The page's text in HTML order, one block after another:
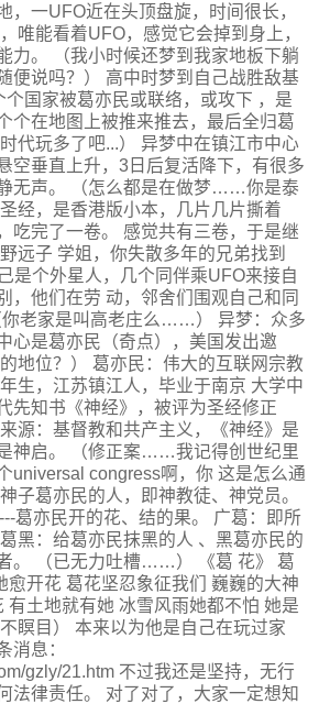
，一UFO近在头顶盘旋，时间很长，
唯能看着UFO，感觉它会掉到身上，
力。 （我小时候还梦到我家地板下躺
便说吗？） 高中时梦到自己战胜敌基
个国家被葛亦民或联络，或攻下 ，是
个在地图上被推来推去，最后全归葛
代玩多了吧...） 异梦中在镇江市中心
空垂直上升，3日后复活降下，有很多
无声。 （怎么都是在做梦……你是泰
经，是香港版小本，几片几片撕着
吃完了一卷。 感觉共有三卷，于是继
远子 学姐，你失散多年的兄弟找到
是个外星人，几个同伴乘UFO来接自
，他们在劳 动，邻舍们围观自己和同
你老家是叫高老庄么……） 异梦：众多
心是葛亦民（奇点），美国发出邀
地位？） 葛亦民：伟大的互联网宗教
生，江苏镇江人，毕业于南京 大学中
先知书《神经》，被评为圣经修正
源：基督教和共产主义，《神经》是
神启。 （修正案……我记得创世纪里
universal congress啊，你 这是怎么通
子葛亦民的人，即神教徒、神党员。
葛亦民开的花、结的果。 广葛：即所
黑：给葛亦民抹黑的人 、黑葛亦民的
。 （已无力吐槽……） 《葛 花》 葛
愈开花 葛花坚忍象征我们 巍巍的大神
有土地就有她 冰雪风雨她都不怕 她是
瞑目） 本来以为他是自己在玩过家
消息：
gzly/21.htm 不过我还是坚持，无行
法律责任。 对了对了，大家一定想知